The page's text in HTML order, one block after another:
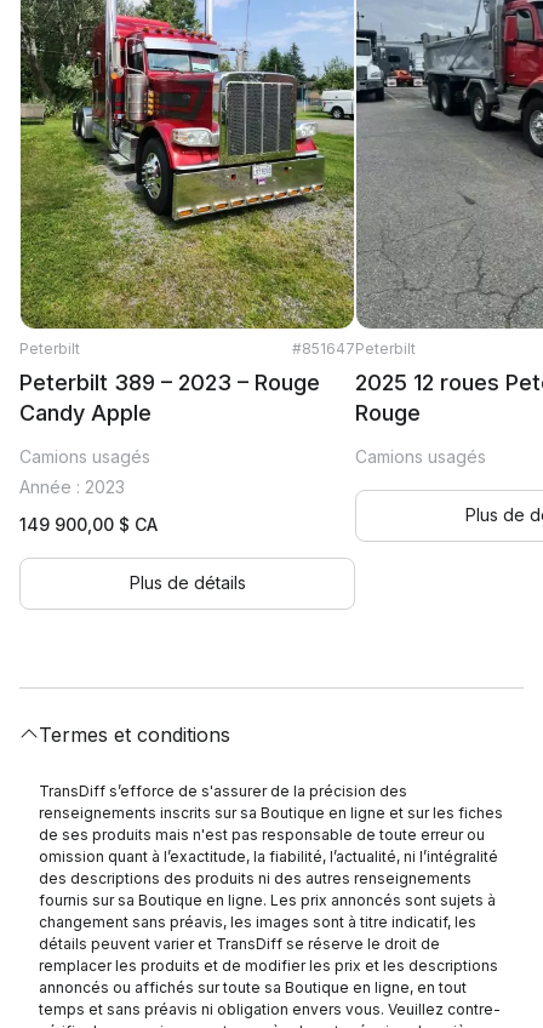
Peterbilt #851647
Peterbilt 389 – 2023 – Rouge
Candy Apple
Camions usagés
Année : 2023
149 900,00 $ CA
Plus de détails
Peterbilt
2025 12 roues
Rouge
Camions usagés
Plus de
Termes et conditions
TransDiff s’efforce de s'assurer de la précision des
renseignements inscrits sur sa Boutique en ligne et sur les fiches
de ses produits mais n'est pas responsable de toute erreur ou
omission quant à l’exactitude, la fiabilité, l’actualité, ni l’intégralité
des descriptions des produits ni des autres renseignements
fournis sur sa Boutique en ligne. Les prix annoncés sont sujets à
changement sans préavis, les images sont à titre indicatif, les
détails peuvent varier et TransDiff se réserve le droit de
remplacer les produits et de modifier les prix et les descriptions
annoncés ou affichés sur toute sa Boutique en ligne, en tout
temps et sans préavis ni obligation envers vous. Veuillez contre-